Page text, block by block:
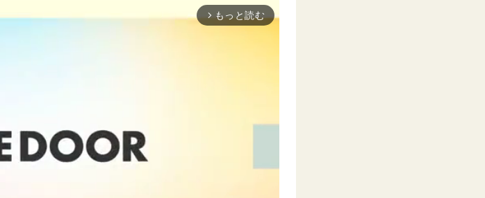
arrow_forward_ios もっと読む